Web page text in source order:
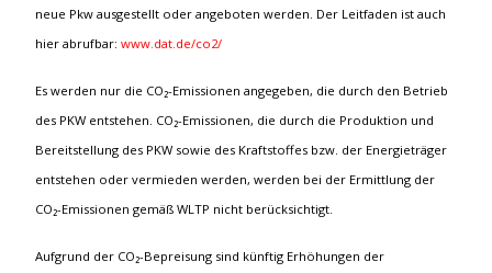
neue Pkw ausgestellt oder angeboten werden. Der Leitfaden ist auch
hier abrufbar: www.dat.de/co2/
Es werden nur die CO₂-Emissionen angegeben, die durch den Betrieb
des PKW entstehen. CO₂-Emissionen, die durch die Produktion und
Bereitstellung des PKW sowie des Kraftstoffes bzw. der Energieträger
entstehen oder vermieden werden, werden bei der Ermittlung der
CO₂-Emissionen gemäß WLTP nicht berücksichtigt.
Aufgrund der CO₂-Bepreisung sind künftig Erhöhungen der